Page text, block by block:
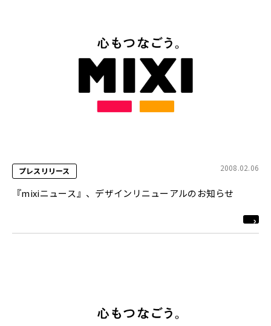
プレスリリース 2008.02.06
『mixiニュース』、デザインリニューアルのお知らせ